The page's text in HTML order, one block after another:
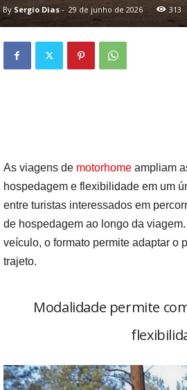
By Sergio Dias- 29 de junho de 2026 313
As viagens de motorhomeampliam
hospedagem e flexibilidade em um
entre turistas interessados em
de hospedagem ao longo da
veículo, o formato permite adaptar o
trajeto.
Modalidade permite